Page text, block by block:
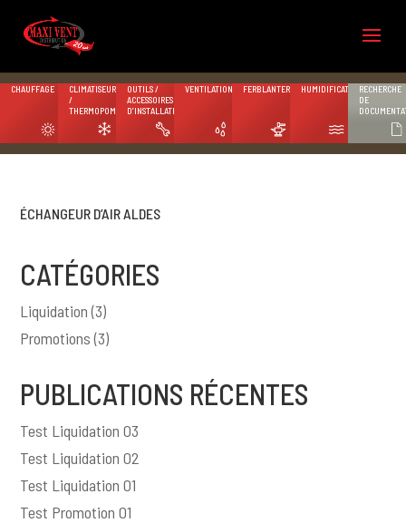
CHAUFFAGE
CLIMATISEURS
/
THERMOPOMPES
OUTILS /
ACCESSOIRES
D’INSTALLATION
VENTILATION FERBLANTERIE HUMIDIFICATIONRECHERCHE
DE
ÉCHANGEUR D’AIR ALDES
CATÉGORIES
Liquidation(3)
Promotions(3)
PUBLICATIONS RÉCENTES
Test Liquidation 03
Test Liquidation 02
Test Liquidation 01
Test Promotion 01